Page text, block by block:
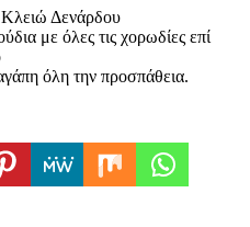
Δενάρδου
με όλες τις χορωδίες επί
όλη την προσπάθεια.